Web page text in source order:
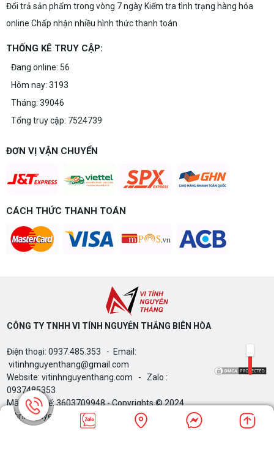
Đổi trả sản phẩm trong vòng 7 ngày Kiểm tra tình trạng hàng hóa
online Chấp nhận nhiều hình thức thanh toán
THỐNG KÊ TRUY CẬP:
Đang online: 56
Hôm nay: 3193
Tháng: 39046
Tổng truy cập: 7524739
ĐƠN VỊ VẬN CHUYỂN
CÁCH THỨC THANH TOÁN
CÔNG TY TNHH VI TÍNH NGUYỄN THẮNG BIÊN HÒA​
Điện thoại: 0937.485.353 - Email:
vitinhnguyenthang@gmail.com
Website: vitinhnguyenthang.com - Zalo :
0937485353
Mã Số Thuế: 3603709948 - Copyrights © 2024
Vitinhnguyenthang.com. All Rights Reserved